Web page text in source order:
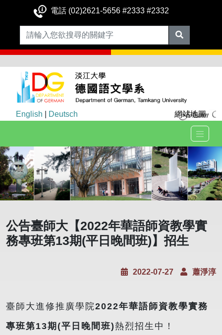
電話 (02)2621-5656 #2333 #2332
English Deutsch 網站地圖
公告臺師大【2022年華語師資教學實
務專班第13期(平日晚間班)】招生
2022-07-27 蕭淨淳
臺師大進修推廣學院2022年華語師資教學實務
專班第13期(平日晚間班)熱烈招生中！